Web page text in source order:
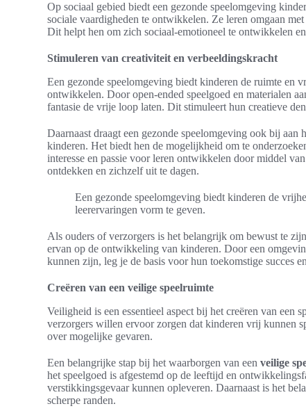
Op sociaal gebied biedt een gezonde speelomgeving
sociale vaardigheden te ontwikkelen. Ze leren omgaan
Dit helpt hen om zich sociaal-emotioneel te ontwikkelen
Stimuleren van creativiteit en verbeeldingskracht
Een gezonde speelomgeving biedt kinderen de ruimte en
ontwikkelen. Door open-ended speelgoed en materialen
fantasie de vrije loop laten. Dit stimuleert hun creatieve
Daarnaast draagt een gezonde speelomgeving ook bij
kinderen. Het biedt hen de mogelijkheid om te
interesse en passie voor leren ontwikkelen door middel
ontdekken en zichzelf uit te dagen.
Een gezonde speelomgeving biedt kinderen de
leerervaringen vorm te geven.
Als ouders of verzorgers is het belangrijk om bewust te
ervan op de ontwikkeling van kinderen. Door een
kunnen zijn, leg je de basis voor hun toekomstige succes
Creëren van een veilige speelruimte
Veiligheid is een essentieel aspect bij het creëren van
verzorgers willen ervoor zorgen dat kinderen vrij kunnen
over mogelijke gevaren.
Een belangrijke stap bij het waarborgen van een veilige
het speelgoed is afgestemd op de leeftijd en
verstikkingsgevaar kunnen opleveren. Daarnaast is het
scherpe randen.